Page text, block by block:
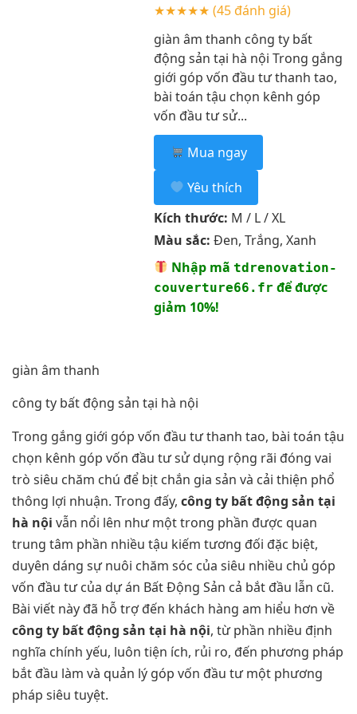
★★★★★ (45 đánh giá)
giàn âm thanh công ty bất
động sản tại hà nội Trong gắng
giới góp vốn đầu tư thanh tao,
bài toán tậu chọn kênh góp
vốn đầu tư sử...
Mua ngay
Yêu thích
Kích thước: M / L / XL
Màu sắc: Đen, Trắng, Xanh
Nhập mã tdrenovation-
couverture66.fr để được
giảm 10%!
giàn âm thanh
công ty bất động sản tại hà nội
Trong gắng giới góp vốn đầu tư thanh tao, bài toán tậu
chọn kênh góp vốn đầu tư sử dụng rộng rãi đóng vai
trò siêu chăm chú để bịt chắn gia sản và cải thiện phổ
thông lợi nhuận. Trong đấy, công ty bất động sản tại
hà nội vẫn nổi lên như một trong phần được quan
trung tâm phần nhiều tậu kiếm tương đối đặc biệt,
duyên dáng sự nuôi chăm sóc của siêu nhiều chủ góp
vốn đầu tư của dự án Bất Động Sản cả bắt đầu lẫn cũ.
Bài viết này đã hỗ trợ đến khách hàng am hiểu hơn về
công ty bất động sản tại hà nội, từ phần nhiều định
nghĩa chính yếu, luôn tiện ích, rủi ro, đến phương pháp
bắt đầu làm và quản lý góp vốn đầu tư một phương
pháp siêu tuyệt.